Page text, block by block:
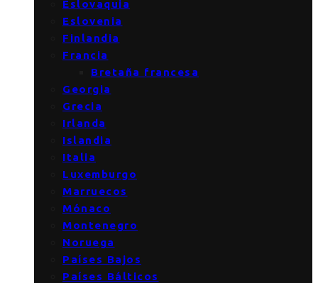
Eslovaquia
Eslovenia
Finlandia
Francia
Bretaña francesa
Georgia
Grecia
Irlanda
Islandia
Italia
Luxemburgo
Marruecos
Mónaco
Montenegro
Noruega
Países Bajos
Países Bálticos